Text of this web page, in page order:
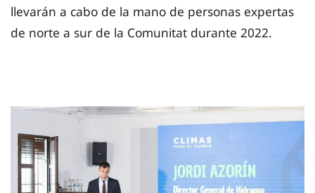
llevarán a cabo de la mano de personas expertas
de norte a sur de la Comunitat durante 2022.